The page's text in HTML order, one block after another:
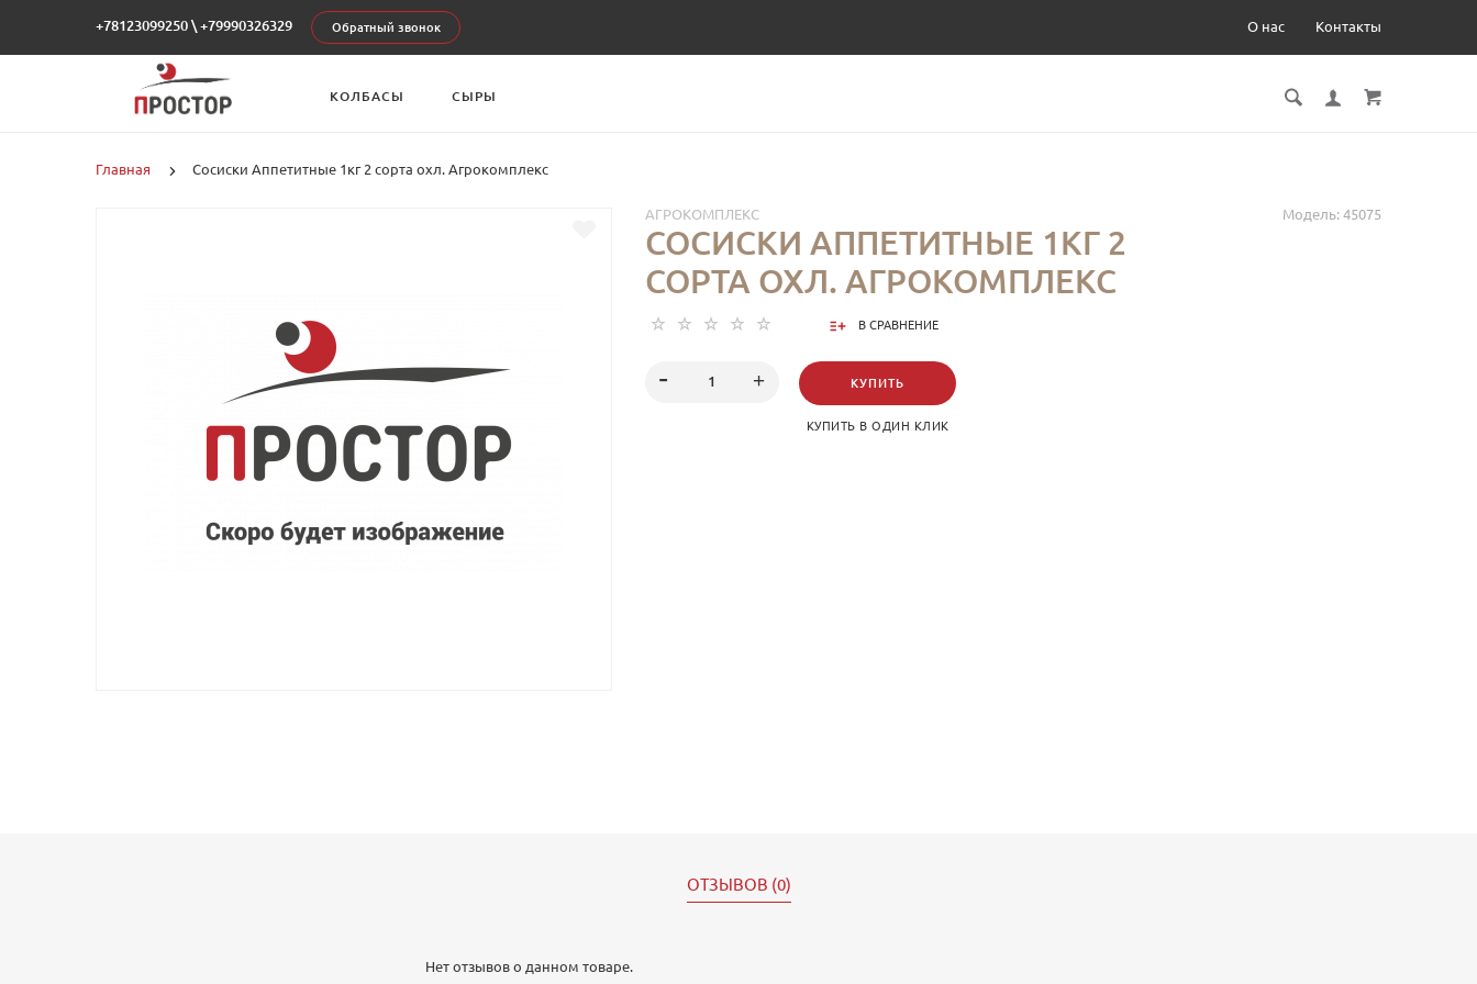
+78123099250 \ +79990326329 Обратный звонок О нас Контакты
КОЛБАСЫ СЫРЫ
Главная Сосиски Аппетитные 1кг 2 сорта охл. Агрокомплекс
Модель: 45075
АГРОКОМПЛЕКС
СОСИСКИ АППЕТИТНЫЕ 1КГ 2
СОРТА ОХЛ. АГРОКОМПЛЕКС
В СРАВНЕНИЕ
КУПИТЬ
КУПИТЬ В ОДИН КЛИК
ОТЗЫВОВ (0)
Нет отзывов о данном товаре.